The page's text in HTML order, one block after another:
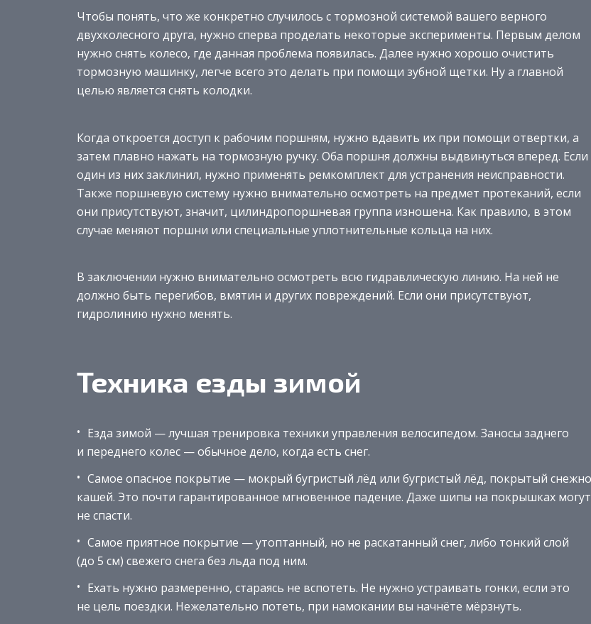
Чтобы понять, что же конкретно случилось с тормозной системой вашего верного
двухколесного друга, нужно сперва проделать некоторые эксперименты. Первым делом
нужно снять колесо, где данная проблема появилась. Далее нужно хорошо очистить
тормозную машинку, легче всего это делать при помощи зубной щетки. Ну а главной
целью является снять колодки.
Когда откроется доступ к рабочим поршням, нужно вдавить их при помощи отвертки, а
затем плавно нажать на тормозную ручку. Оба поршня должны выдвинуться вперед. Если
один из них заклинил, нужно применять ремкомплект для устранения неисправности.
Также поршневую систему нужно внимательно осмотреть на предмет протеканий, если
они присутствуют, значит, цилиндропоршневая группа изношена. Как правило, в этом
случае меняют поршни или специальные уплотнительные кольца на них.
В заключении нужно внимательно осмотреть всю гидравлическую линию. На ней не
должно быть перегибов, вмятин и других повреждений. Если они присутствуют,
гидролинию нужно менять.
Техника езды зимой
Езда зимой — лучшая тренировка техники управления велосипедом. Заносы заднего
и переднего колес — обычное дело, когда есть снег.
Самое опасное покрытие — мокрый бугристый лёд или бугристый лёд, покрытый
кашей. Это почти гарантированное мгновенное падение. Даже шипы на покрышках могут
не спасти.
Самое приятное покрытие — утоптанный, но не раскатанный снег, либо тонкий слой
(до 5 см) свежего снега без льда под ним.
Ехать нужно размеренно, стараясь не вспотеть. Не нужно устраивать гонки, если это
не цель поездки. Нежелательно потеть, при намокании вы начнёте мёрзнуть.